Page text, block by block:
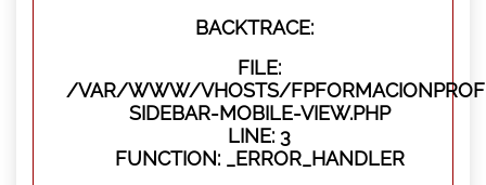
BACKTRACE:
FILE:
/VAR/WWW/VHOSTS/
SIDEBAR-MOBILE-VIEW.PHP
LINE: 3
FUNCTION: _ERROR_HANDLER